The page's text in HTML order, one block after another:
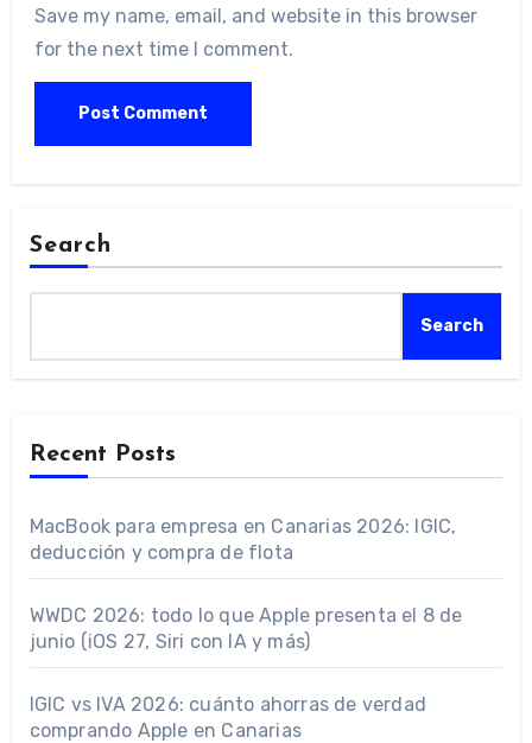
Save my name, email, and website in this browser
for the next time I comment.
Search
Search
Recent Posts
MacBook para empresa en Canarias 2026: IGIC,
deducción y compra de flota
WWDC 2026: todo lo que Apple presenta el 8 de
junio (iOS 27, Siri con IA y más)
IGIC vs IVA 2026: cuánto ahorras de verdad
comprando Apple en Canarias